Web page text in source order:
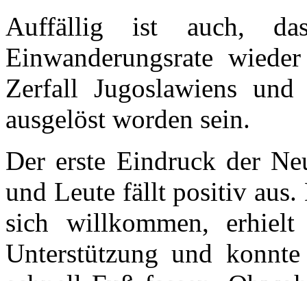
Auffällig ist auch,
Einwanderungsrate
Zerfall Jugoslawiens
ausgelöst worden sein.
Der erste Eindruck der
und Leute fällt positiv
sich willkommen,
Unterstützung und